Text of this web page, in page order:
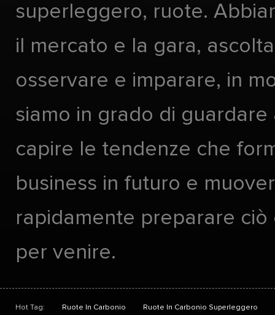
superleggero, ruote.
il mercato e la gara,
osservare e imparare, in
siamo in grado di guardare
capire le tendenze che
business in futuro e
rapidamente preparare ciò
per venire.
Hot Tag: Ruote In Carbonio Ruote In Carbonio Superleggero